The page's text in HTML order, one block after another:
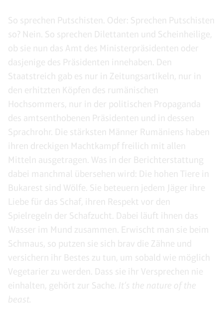
So sprechen Putschisten. Oder: Sprechen Putschisten
so? Nein. So sprechen Dilettanten und Scheinheilige,
ob sie nun das Amt des Ministerpräsidenten oder
dasjenige des Präsidenten innehaben. Den
Staatstreich gab es nur in Zeitungsartikeln, nur in
den erhitzten Köpfen des rumänischen
Hochsommers, nur in der politischen Propaganda
des amtsenthobenen Präsidenten und in dessen
Sprachrohr. Die stärksten Männer Rumäniens haben
ihren dreckigen Machtkampf freilich mit allen
Mitteln ausgetragen. Was in der Berichterstattung
dabei manchmal übersehen wird: Die hohen Tiere in
Bukarest sind Wölfe. Sie beteuern jedem Jäger ihre
Liebe für das Schaf, ihren Respekt vor den
Spielregeln der Schafzucht. Dabei läuft ihnen das
Wasser im Mund zusammen. Erwischt man sie beim
Schmaus, so putzen sie sich brav die Zähne und
versichern ihr Bestes zu tun, um sobald wie möglich
Vegetarier zu werden. Dass sie ihr Versprechen nie
einhalten, gehört zur Sache. It’s the nature of the
beast.